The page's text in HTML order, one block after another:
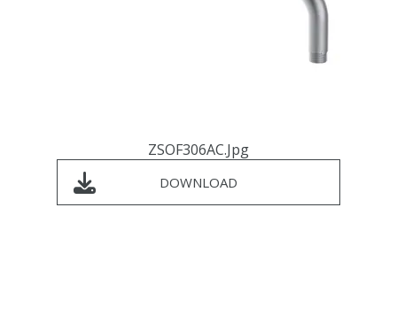
ZSOF306AC.jpg
DOWNLOAD